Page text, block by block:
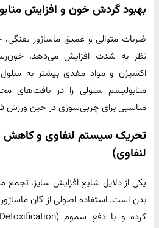
بهبود گردش خون و افزایش
ضربات متوالی و عمیق ماساژور تفنگی،
نظر به شدت افزایش می‌دهد.
اکسیژن و مواد مغذی بیشتر به
متابولیسم سلولی را در بافت‌های
مناسبی برای چربی‌سوزی در حین ورزش
تحریک سیستم لنفاوی و کاهش
لنفاوی)
یکی از دلایل شایع افزایش سایز، تجمع
بدن است. استفاده اصولی از گان